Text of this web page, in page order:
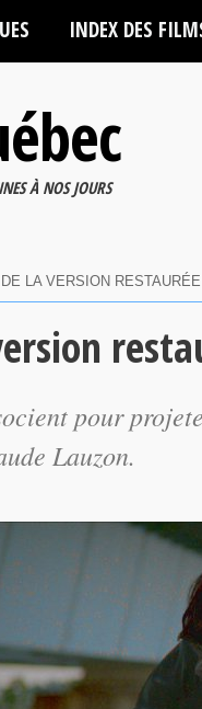
INDEX DES
À NOS JOURS
LA VERSION
pour
Lauzon.